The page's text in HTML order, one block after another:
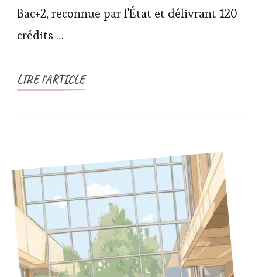
Bac+2, reconnue par l'État et délivrant 120
crédits …
LIRE l'ARTICLE